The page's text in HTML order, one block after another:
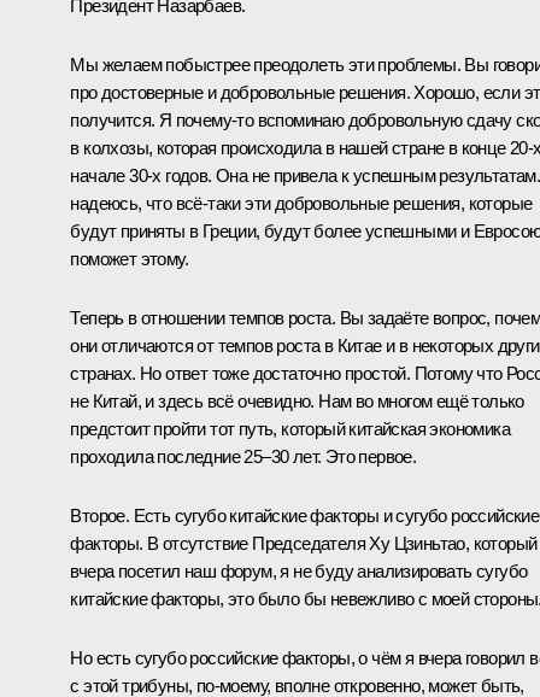
Президент Назарбаев.
Мы желаем побыстрее преодолеть эти проблемы. Вы
про достоверные и добровольные решения. Хорошо, если
получится. Я почему‑то вспоминаю добровольную сдачу
в колхозы, которая происходила в нашей стране в конце 20-
начале 30-х годов. Она не привела к успешным
надеюсь, что всё‑таки эти добровольные решения, которые
будут приняты в Греции, будут более успешными и
поможет этому.
Теперь в отношении темпов роста. Вы задаёте вопрос,
они отличаются от темпов роста в Китае и в некоторых
странах. Но ответ тоже достаточно простой. Потому что
не Китай, и здесь всё очевидно. Нам во многом ещё только
предстоит пройти тот путь, который китайская экономика
проходила последние 25–30 лет. Это первое.
Второе. Есть сугубо китайские факторы и сугубо российские
факторы. В отсутствие Председателя Ху Цзиньтао, который
вчера посетил наш форум, я не буду анализировать сугубо
китайские факторы, это было бы невежливо с моей
Но есть сугубо российские факторы, о чём я вчера говорил
с этой трибуны, по‑моему, вполне откровенно, может быть,